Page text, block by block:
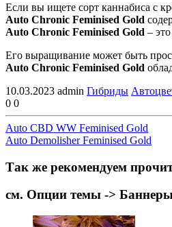
Если вы ищете сорт каннабиса с
Auto Chronic Feminised Gold
Auto Chronic Feminised Gold –
Его выращивание может быть
Auto Chronic Feminised Gold
10.03.2023 admin Гибриды
0 0
Auto CBD WW Feminised Gold
Auto Demolisher Feminised Gold
Так же рекомендуем
см. Опции темы ->